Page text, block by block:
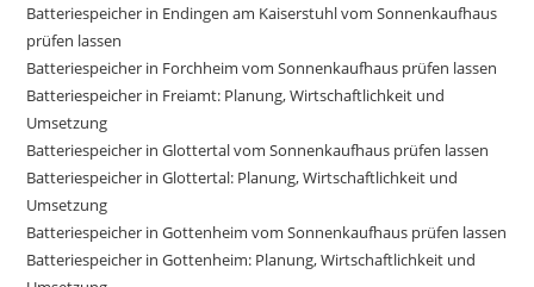
Batteriespeicher in Endingen am Kaiserstuhl vom Sonnenkaufhaus
prüfen lassen
Batteriespeicher in Forchheim vom Sonnenkaufhaus prüfen lassen
Batteriespeicher in Freiamt: Planung, Wirtschaftlichkeit und
Umsetzung
Batteriespeicher in Glottertal vom Sonnenkaufhaus prüfen lassen
Batteriespeicher in Glottertal: Planung, Wirtschaftlichkeit und
Umsetzung
Batteriespeicher in Gottenheim vom Sonnenkaufhaus prüfen lassen
Batteriespeicher in Gottenheim: Planung, Wirtschaftlichkeit und